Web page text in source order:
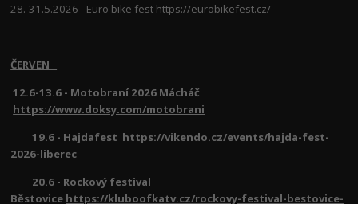
28.-31.5.2026 - Euro bike fest https://eurobikefest.cz/
ČERVEN
12.6-13.6 - Motobraní 2026 Mácháč
https://www.doksy.com/motobrani
19.6 - Hajdafest https://vikendo.cz/events/hajda-fest-
2026-liberec
20.6 - Rockový festival
Běstovice https://kluboofkatv.cz/rockovy-festival-bestovice-